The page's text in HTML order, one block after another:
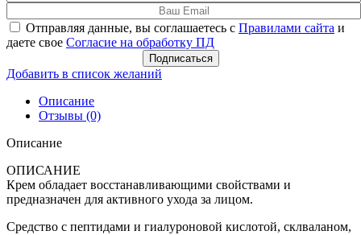
Отправляя данные, вы соглашаетесь с Правилами сайта и
даете свое Согласие на обработку ПД
Подписаться
Добавить в список желаний
Описание
Отзывы (0)
Описание
ОПИСАНИЕ
Крем обладает восстанавливающими свойствами и
предназначен для активного ухода за лицом.
Средство с пептидами и гиалуроновой кислотой, склваланом,